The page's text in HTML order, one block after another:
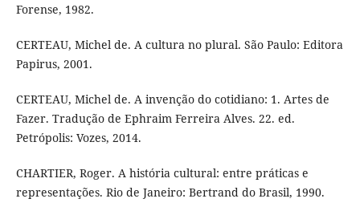
Forense, 1982.
CERTEAU, Michel de. A cultura no plural. São Paulo: Editora
Papirus, 2001.
CERTEAU, Michel de. A invenção do cotidiano: 1. Artes de
Fazer. Tradução de Ephraim Ferreira Alves. 22. ed.
Petrópolis: Vozes, 2014.
CHARTIER, Roger. A história cultural: entre práticas e
representações. Rio de Janeiro: Bertrand do Brasil, 1990.